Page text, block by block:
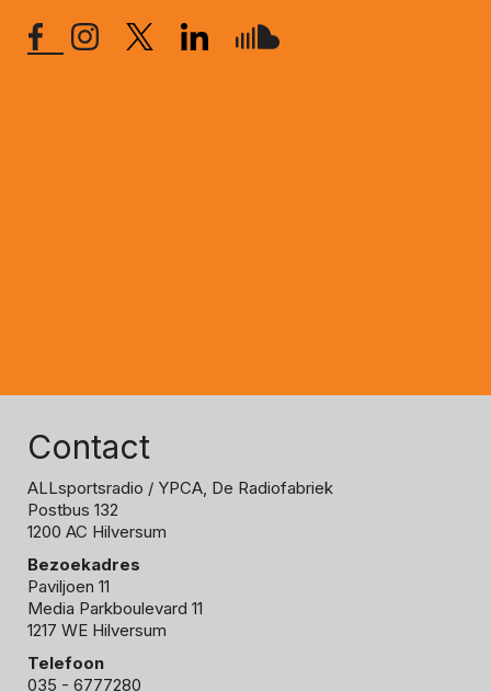
Contact
ALLsportsradio / YPCA, De Radiofabriek
Postbus 132
1200 AC Hilversum
Bezoekadres
Paviljoen 11
Media Parkboulevard 11
1217 WE Hilversum
Telefoon
035 - 6777280